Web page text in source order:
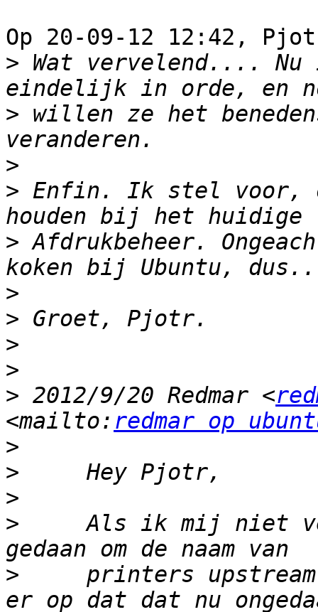
Op 20-09-12 12:42,
> Wat vervelend.... Nu
> willen ze het
>
> Enfin. Ik stel voor,
> Afdrukbeheer.
>
>
>
>
> 2012/9/20 Redmar <
<mailto: redmar op
>
>
>
>
Als ik mij niet
>
printers